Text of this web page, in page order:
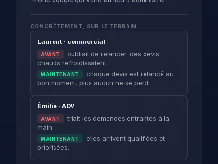
CONCRÈTEMENT, SUR LE TERRAIN
Laurent · commercial
AVANT
oubliait de relancer, des devis
chauds refroidissaient.
MAINTENANT
chaque devis est relancé au
bon moment, plus aucun ne se perd.
Émilie · ADV
AVANT
triait les demandes entrantes à la
main.
MAINTENANT
elles arrivent qualifiées et
priorisées.